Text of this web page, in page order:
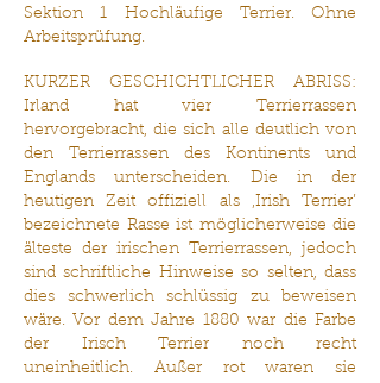
Sektion 1 Hochläufige Terrier. Ohne
Arbeitsprüfung.
KURZER GESCHICHTLICHER ABRISS:
Irland hat vier Terrierrassen
hervorgebracht, die sich alle deutlich von
den Terrierrassen des Kontinents und
Englands unterscheiden. Die in der
heutigen Zeit offiziell als ‚Irish Terrier’
bezeichnete Rasse ist möglicherweise die
älteste der irischen Terrierrassen, jedoch
sind schriftliche Hinweise so selten, dass
dies schwerlich schlüssig zu beweisen
wäre. Vor dem Jahre 1880 war die Farbe
der Irisch Terrier noch recht
uneinheitlich. Außer rot waren sie